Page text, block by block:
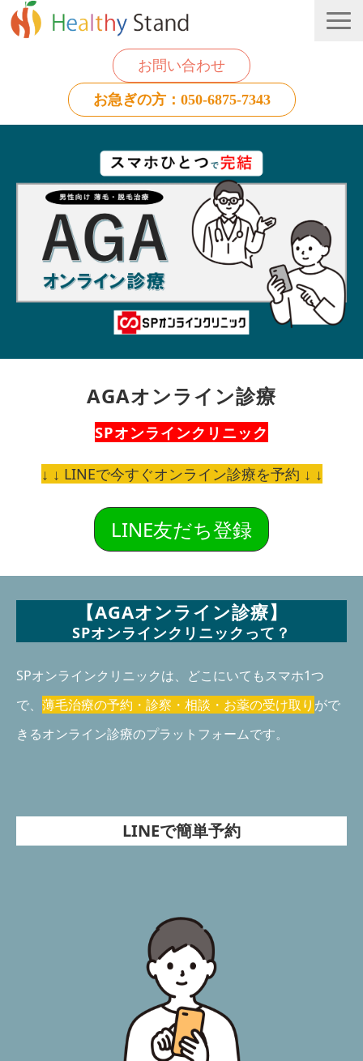
お問い合わせ
お急ぎの方：050-6875-7343
個人のお客様
お役立ち情報
AGAオンライン診療
SPオンラインクリニック
↓ ↓ LINEで今すぐオンライン診療を予約 ↓ ↓
LINE友だち登録
【AGAオンライン診療】
SPオンラインクリニックって？
SPオンラインクリニックは、どこにいてもスマホ1つ
で、 薄毛治療の予約・診察・相談・お薬の受け取り がで
きるオンライン診療のプラットフォームです。
LINEで簡単予約